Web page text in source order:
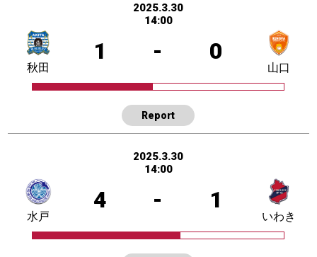
2025.3.30
14:00
1 - 0
秋田 山口
Report
2025.3.30
14:00
4 - 1
水戸 いわき